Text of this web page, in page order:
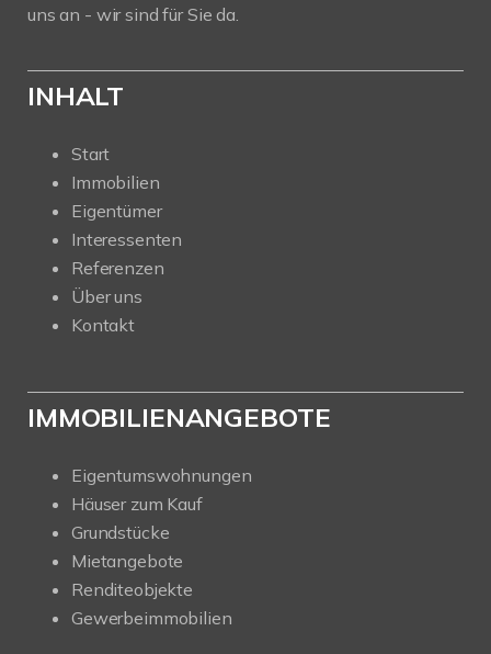
uns an - wir sind für Sie da.
INHALT
Start
Immobilien
Eigentümer
Interessenten
Referenzen
Über uns
Kontakt
IMMOBILIENANGEBOTE
Eigentumswohnungen
Häuser zum Kauf
Grundstücke
Mietangebote
Renditeobjekte
Gewerbeimmobilien